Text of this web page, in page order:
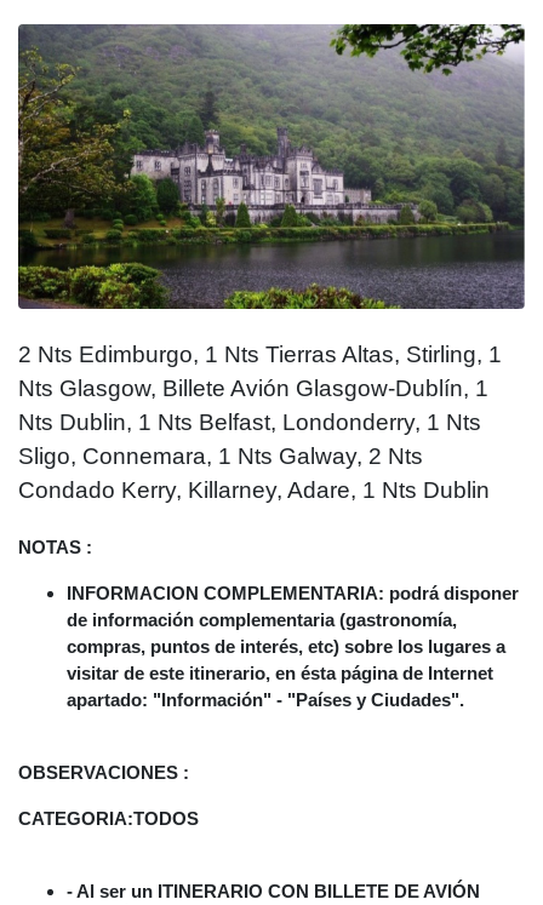
2 Nts Edimburgo, 1 Nts Tierras Altas, Stirling, 1
Nts Glasgow, Billete Avión Glasgow-Dublín, 1
Nts Dublin, 1 Nts Belfast, Londonderry, 1 Nts
Sligo, Connemara, 1 Nts Galway, 2 Nts
Condado Kerry, Killarney, Adare, 1 Nts Dublin
NOTAS :
INFORMACION COMPLEMENTARIA: podrá disponer
de información complementaria (gastronomía,
compras, puntos de interés, etc) sobre los lugares a
visitar de este itinerario, en ésta página de Internet
apartado: "Información" - "Países y Ciudades".
OBSERVACIONES :
CATEGORIA:TODOS
- Al ser un ITINERARIO CON BILLETE DE AVIÓN